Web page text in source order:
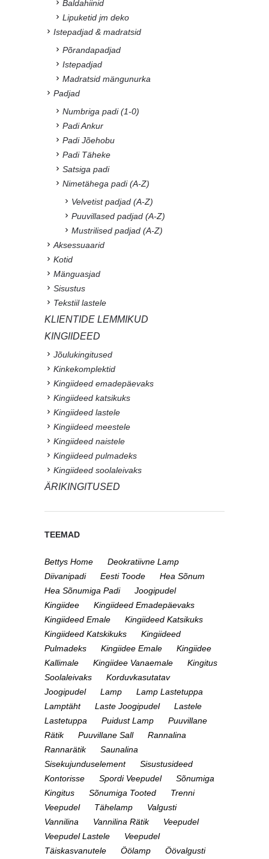
Baldahiinid
Lipuketid jm deko
Istepadjad & madratsid
Põrandapadjad
Istepadjad
Madratsid mängunurka
Padjad
Numbriga padi (1-0)
Padi Ankur
Padi Jõehobu
Padi Täheke
Satsiga padi
Nimetähega padi (A-Z)
Velvetist padjad (A-Z)
Puuvillased padjad (A-Z)
Mustrilised padjad (A-Z)
Aksessuaarid
Kotid
Mänguasjad
Sisustus
Tekstiil lastele
KLIENTIDE LEMMIKUD
KINGIIDEED
Jõulukingitused
Kinkekomplektid
Kingiideed emadepäevaks
Kingiideed katsikuks
Kingiideed lastele
Kingiideed meestele
Kingiideed naistele
Kingiideed pulmadeks
Kingiideed soolaleivaks
ÄRIKINGITUSED
TEEMAD
Bettys Home
Deokratiivne Lamp
Diivanipadi
Eesti Toode
Hea Sõnum
Hea Sõnumiga Padi
Joogipudel
Kingiidee
Kingiideed Emadepäevaks
Kingiideed Emale
Kingiideed Katsikuks
Kingiideed Katskikuks
Kingiideed
Pulmadeks
Kingiidee Emale
Kingiidee
Kallimale
Kingiidee Vanaemale
Kingitus
Soolaleivaks
Korduvkasutatav
Joogipudel
Lamp
Lamp Lastetuppa
Lamptäht
Laste Joogipudel
Lastele
Lastetuppa
Puidust Lamp
Puuvillane
Rätik
Puuvillane Sall
Rannalina
Rannarätik
Saunalina
Sisekujunduselement
Sisustusideed
Kontorisse
Spordi Veepudel
Sõnumiga
Kingitus
Sõnumiga Tooted
Trenni
Veepudel
Tähelamp
Valgusti
Vannilina
Vannilina Rätik
Veepudel
Veepudel Lastele
Veepudel
Täiskasvanutele
Öölamp Öövalgusti